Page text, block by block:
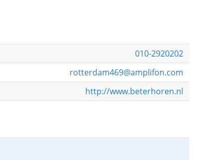
010-2920202
rotterdam469@amplifon.com
http://www.beterhoren.nl